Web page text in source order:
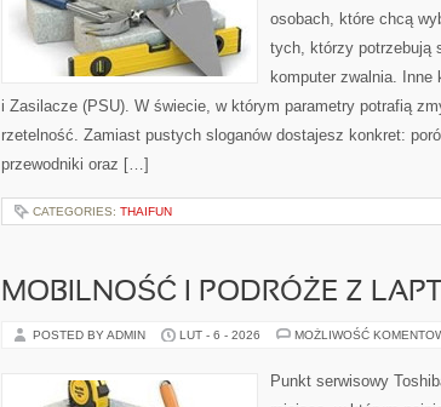
osobach, które chcą
tych, którzy potrzebują
komputer zwalnia. Inne
i Zasilacze (PSU). W świecie, w którym parametry potrafią
rzetelność. Zamiast pustych sloganów dostajesz konkret:
przewodniki oraz […]
CATEGORIES: THAIFUN
MOBILNOŚĆ I PODRÓŻE Z
POSTED BY ADMIN LUT - 6 - 2026 MOŻLIWOŚĆ
Punkt serwisowy